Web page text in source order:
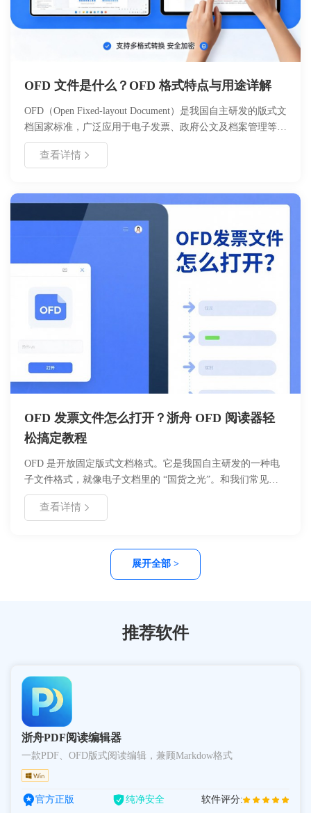
OFD 文件是什么？OFD 格式特点与用途详解
OFD（Open Fixed-layout Document）是我国自主研发的版式文
档国家标准，广泛应用于电子发票、政府公文及档案管理等场
景。本文详细解析 OFD 文件的定义、核心技术特点、与 PDF
的区别、适用场景及操作方法，帮助用户全面理解国产版式文
查看详情
OFD 发票文件怎么打开？浙舟 OFD 阅读器轻
松搞定教程
OFD 是开放固定版式文档格式。它是我国自主研发的一种电
子文件格式，就像电子文档里的 “国货之光”。和我们常见的
PDF 格式相比，OFD 格式在电子发票领域应用得越来越广泛
啦。​查看详情
展开全部 >
推荐软件
浙舟PDF阅读编辑器
一款PDF、OFD版式阅读编辑，兼顾Markdow格式
官方正版 纯净安全 软件评分: